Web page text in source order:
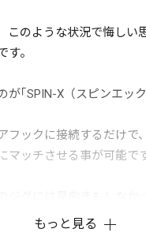
このような状況で悔しい
す。
が｢SPIN-X（スピンエック
フックに接続するだけで
マッチさせる事が可能です
ってしまいます。
もっと見る